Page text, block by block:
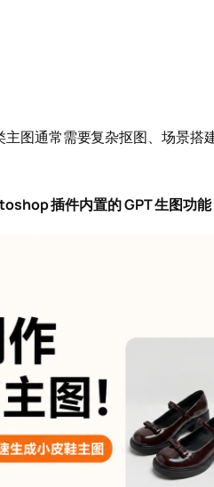
主图通常需要复杂抠图、场景
插件内置的 GPT 生图功能